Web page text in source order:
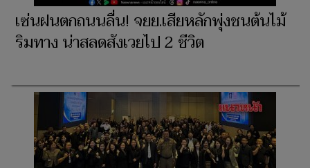
เซ่นฝนตกถนนลื่น! จยย.เสียหลักพุ่งชนต้นไม้
ริมทาง น่าสลดสังเวยไป 2 ชีวิต